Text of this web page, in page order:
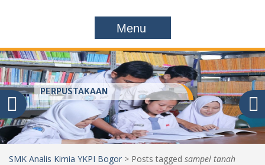
f
o
r
:
Menu
PERPUSTAKAAN
SMK Analis Kimia YKPI Bogor > Posts tagged sampel tanah